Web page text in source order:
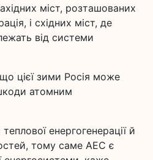
міст, розташованих
і східних міст, де
від системи
цієї зими Росія може
атомним
енергогенерації й
тому саме АЕС є